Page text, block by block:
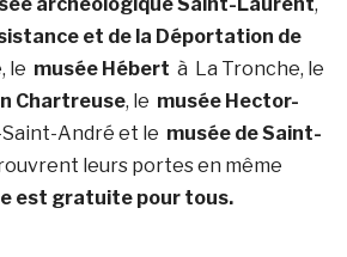
et de la Déportation de
le musée Hébert à La Tronche, le
Chartreuse, le musée Hector-
André et le musée de Saint-
leurs portes en même
est gratuite pour tous.